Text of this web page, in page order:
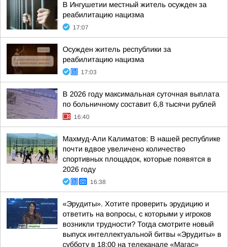
В Ингушетии местный житель осужден за
реабилитацию нацизма
17:07
Осужден житель республики за
реабилитацию нацизма
17:03
В 2026 году максимальная суточная выплата
по больничному составит 6,8 тысячи рублей
16:40
Махмуд-Али Калиматов: В нашей республике
почти вдвое увеличено количество
спортивных площадок, которые появятся в
2026 году
16:38
«Эрудиты». Хотите проверить эрудицию и
ответить на вопросы, с которыми у игроков
возникли трудности? Тогда смотрите новый
выпуск интеллектуальной битвы «Эрудиты» в
субботу в 18:00 на телеканале «Магас»